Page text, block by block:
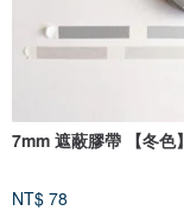
7mm 遮蔽膠帶 【冬色】
NT$ 78